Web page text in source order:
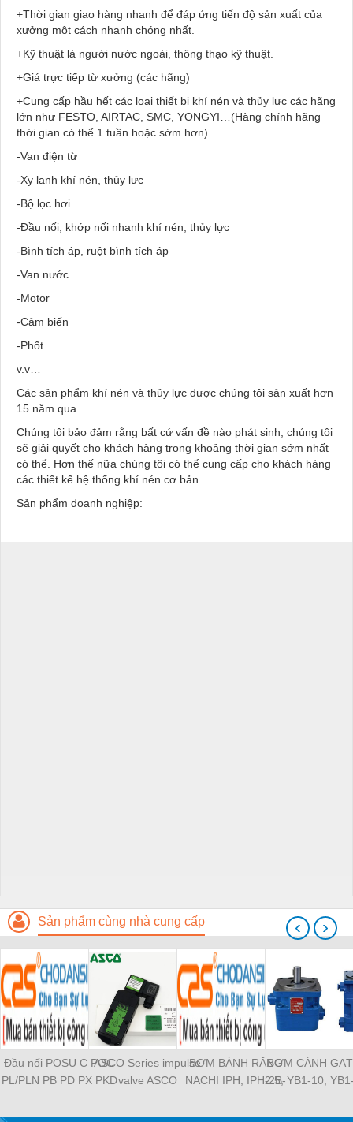
+Thời gian giao hàng nhanh để đáp ứng tiến độ sản xuất của
xưởng một cách nhanh chóng nhất.
+Kỹ thuật là người nước ngoài, thông thạo kỹ thuật.
+Giá trực tiếp từ xưởng (các hãng)
+Cung cấp hầu hết các loại thiết bị khí nén và thủy lực các hãng
lớn như FESTO, AIRTAC, SMC, YONGYI…(Hàng chính hãng
thời gian có thể 1 tuần hoặc sớm hơn)
-Van điện từ
-Xy lanh khí nén, thủy lực
-Bộ lọc hơi
-Đầu nối, khớp nối nhanh khí nén, thủy lực
-Bình tích áp, ruột bình tích áp
-Van nước
-Motor
-Cảm biến
-Phốt
v.v…
Các sản phẩm khí nén và thủy lực được chúng tôi sản xuất hơn
15 năm qua.
Chúng tôi bảo đảm rằng bất cứ vấn đề nào phát sinh, chúng tôi
sẽ giải quyết cho khách hàng trong khoảng thời gian sớm nhất
có thể. Hơn thế nữa chúng tôi có thể cung cấp cho khách hàng
các thiết kế hệ thống khí nén cơ bản.
Sản phẩm doanh nghiệp:
Sản phẩm cùng nhà cung cấp
Đầu nối POSU C POC
PL/PLN PB PD PX PKD
PLF PMF PTL SL SS
ASCO Series impulse
valve ASCO
SCG353A044 ASCO
BƠM BÁNH RĂNG
NACHI IPH, IPH-2B-
IPH-2A-5-11, IPH-5A-
BƠM CÁNH
2.5, YB1-10,
100/16 YB1-
‹ ›